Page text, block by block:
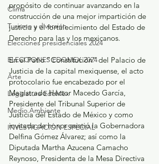
Clima
Turismo y diversión
Elecciones presidenciales 2024
ELECCIONES EDOMEX 2024
Arte
Legislatura EdoMéx
Medio Ambiente
INVESTIGACIÓN ESPECIAL
propósito de continuar avanzando en la
construcción de una mejor impartición de
justicia y el fortalecimiento del Estado de
Derecho para las y los mexicanos.
En el Patio “Constitución” del Palacio de
Justicia de la capital mexiquense, el acto
protocolario fue encabezado por el
Magistrado Héctor Macedo García,
Presidente del Tribunal Superior de
Justicia del Estado de México y como
invitada de honor asistió la Gobernadora
Delfina Gómez Álvarez; así como la
Diputada Martha Azucena Camacho
Reynoso, Presidenta de la Mesa Directiva